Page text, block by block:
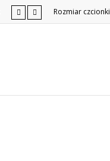
Rozmiar czcionki